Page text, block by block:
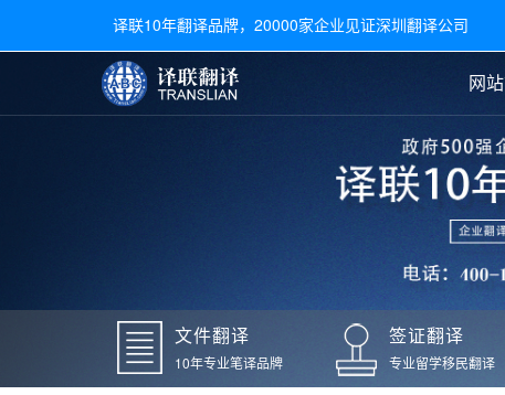
译联10年翻译品牌，20000家企业见证深圳翻译公司
网
文件翻译 医
广交会翻译
常用语种翻译
日语翻译
德语翻译
毕业证翻译
户口本翻译
签证
银行
驾照
疫苗本
新冠
翻译新闻
文件翻译
10年专业笔译品牌
签证翻译
专业留学移民翻译